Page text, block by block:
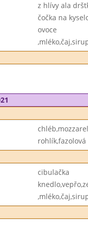
z hlívy ala
čočka na
ovoce
cibulačka